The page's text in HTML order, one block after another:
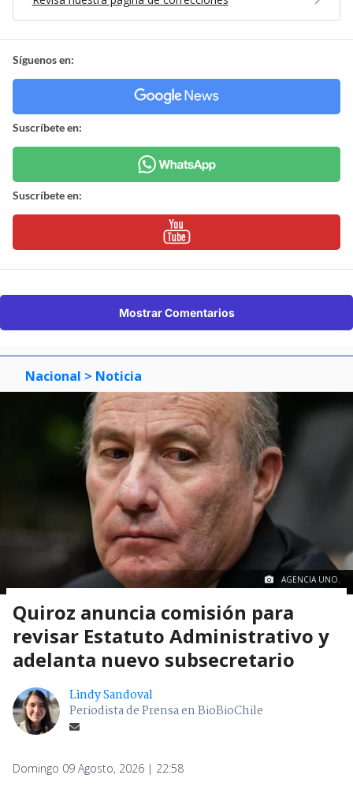
Síguenos en:
Suscríbete en:
Suscríbete en:
Mostrar Comentarios
Nacional > Noticia
AGENCIA UNO.
Quiroz anuncia comisión para
revisar Estatuto Administrativo y
adelanta nuevo subsecretario
Lindy Sandoval
Periodista de Prensa en BioBioChile
Domingo 09 Agosto, 2026 | 22:58